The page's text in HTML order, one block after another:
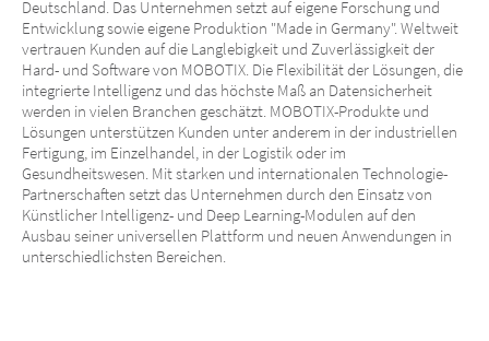
Deutschland. Das Unternehmen setzt auf eigene Forschung und
Entwicklung sowie eigene Produktion "Made in Germany". Weltweit
vertrauen Kunden auf die Langlebigkeit und Zuverlässigkeit der
Hard- und Software von MOBOTIX. Die Flexibilität der Lösungen, die
integrierte Intelligenz und das höchste Maß an Datensicherheit
werden in vielen Branchen geschätzt. MOBOTIX-Produkte und
Lösungen unterstützen Kunden unter anderem in der industriellen
Fertigung, im Einzelhandel, in der Logistik oder im
Gesundheitswesen. Mit starken und internationalen Technologie-
Partnerschaften setzt das Unternehmen durch den Einsatz von
Künstlicher Intelligenz- und Deep Learning-Modulen auf den
Ausbau seiner universellen Plattform und neuen Anwendungen in
unterschiedlichsten Bereichen.